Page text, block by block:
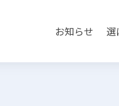
お知らせ 選